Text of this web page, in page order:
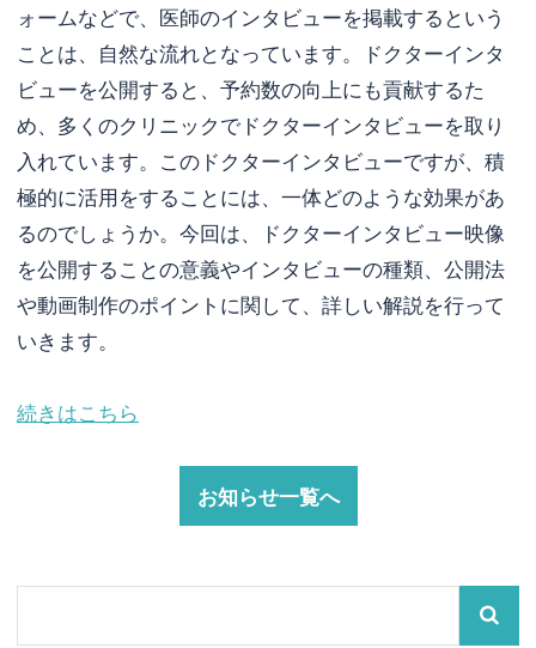
ォームなどで、医師のインタビューを掲載するという
ことは、自然な流れとなっています。ドクターインタ
ビューを公開すると、予約数の向上にも貢献するた
め、多くのクリニックでドクターインタビューを取り
入れています。このドクターインタビューですが、積
極的に活用をすることには、一体どのような効果があ
るのでしょうか。今回は、ドクターインタビュー映像
を公開することの意義やインタビューの種類、公開法
や動画制作のポイントに関して、詳しい解説を行って
いきます。
続きはこちら
お知らせ一覧へ